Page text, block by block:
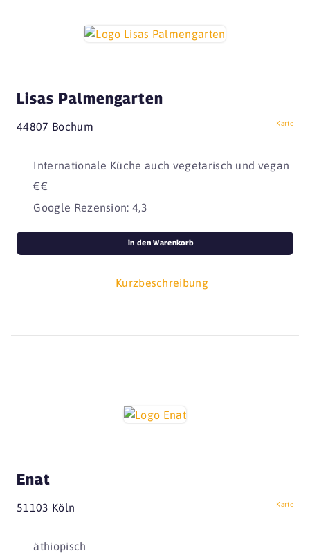
Lisas Palmengarten
44807 Bochum Karte
Internationale Küche auch vegetarisch und vegan
€€
Google Rezension: 4,3
Kurzbeschreibung
in den Warenkorb
Enat
51103 Köln Karte
äthiopisch